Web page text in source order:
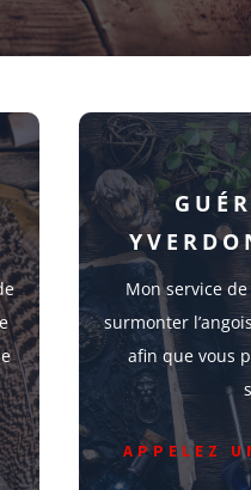
Mon service
surmonter
afin que vous
APPELEZ